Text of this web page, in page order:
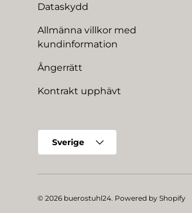
Dataskydd
Allmänna villkor med
kundinformation
Ångerrätt
Kontrakt upphävt
Sverige
© 2026 buerostuhl24. Powered by Shopify